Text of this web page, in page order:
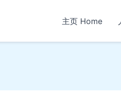
主页 Home